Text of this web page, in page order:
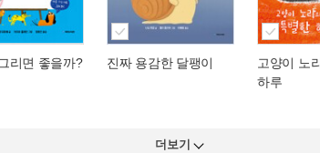
리면 좋을까? 진짜 용감한 달팽이
고양이 노
하루
더보기